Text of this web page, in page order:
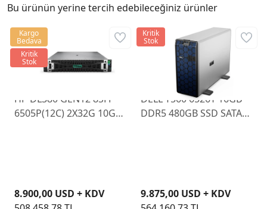
Bu ürünün yerine tercih edebileceğiniz ürünler
HP DL380 GEN12 8SFF
6505P(12C) 2X32G 10GB
8.900,00 USD + KDV
Kargo
Bedava
Kritik
Stok
DELL T560 6526Y 16GB
DDR5 480GB SSD SATA
9.875,00 USD + KDV
Kritik
Stok